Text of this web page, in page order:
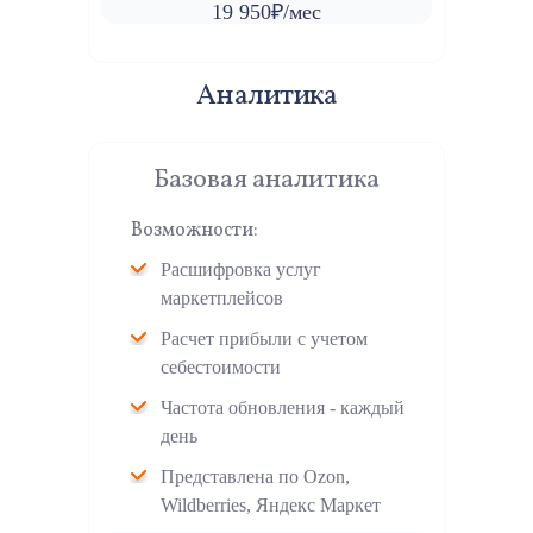
19 950₽/мес
Аналитика
Базовая аналитика
Возможности:
Расшифровка услуг
маркетплейсов
Расчет прибыли с учетом
себестоимости
Частота обновления - каждый
день
Представлена по Ozon,
Wildberries, Яндекс Маркет